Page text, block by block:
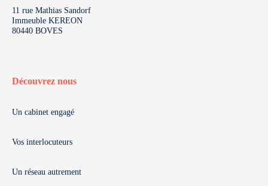
11 rue Mathias Sandorf
Immeuble KEREON
80440 BOVES
Découvrez nous
Un cabinet engagé
Vos interlocuteurs
Un réseau autrement